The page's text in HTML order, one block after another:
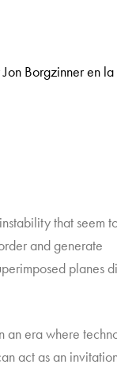
Borgzinner en la
that seem
and generate
planes
an era where
act as an